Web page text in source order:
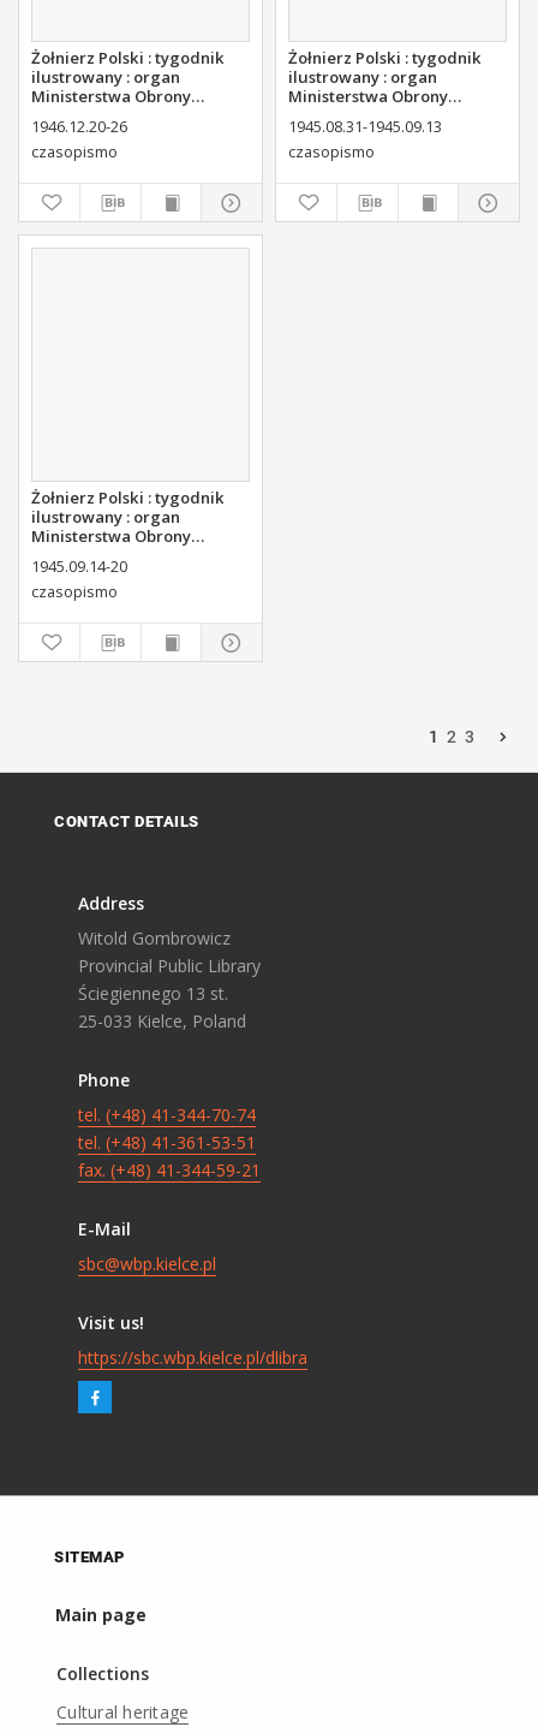
Żołnierz Polski : tygodnik
ilustrowany : organ
Ministerstwa Obrony
1946.12.20-26
czasopismo
Żołnierz Polski : tygodnik
ilustrowany : organ
Ministerstwa Obrony
1945.08.31-1945.09.13
czasopismo
Żołnierz Polski : tygodnik
ilustrowany : organ
Ministerstwa Obrony
1945.09.14-20
czasopismo
1 2 3
CONTACT DETAILS
Address
Witold Gombrowicz
Provincial Public Library
Ściegiennego 13 st.
25-033 Kielce, Poland
Phone
tel. (+48) 41-344-70-74
tel. (+48) 41-361-53-51
fax. (+48) 41-344-59-21
E-Mail
sbc@wbp.kielce.pl
Visit us!
https://sbc.wbp.kielce.pl/dlibra
SITEMAP
Main page
Collections
Cultural heritage